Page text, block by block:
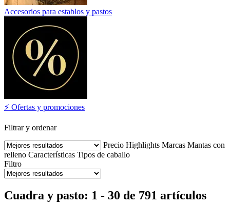
Accesorios para establos y pastos
⚡ Ofertas y promociones
Filtrar y ordenar
Precio Highlights Marcas Mantas con
relleno Características Tipos de caballo
Filtro
Cuadra y pasto: 1 - 30 de 791 artículos